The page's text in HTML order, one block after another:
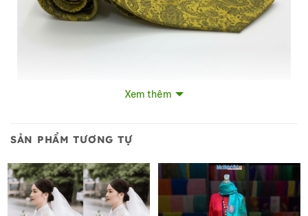
Xem thêm
SẢN PHẨM TƯƠNG TỰ